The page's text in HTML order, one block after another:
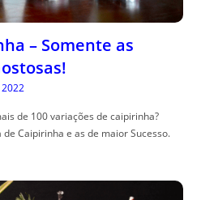
– Somente as
de 100 variações de caipirinha?
Caipirinha e as de maior Sucesso.